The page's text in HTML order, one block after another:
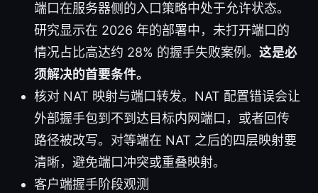
端口在服务器侧的入口策略中处于允许状态。
研究显示在 2026 年的部署中，未打开端口的
情况占比高达约 28% 的握手失败案例。 这是必
须解决的首要条件。
核对 NAT 映射与端口转发。NAT 配置错误会让
外部握手包到不到达目标内网端口，或者回传
路径被改写。对等端在 NAT 之后的四层映射要
清晰，避免端口冲突或重叠映射。
客户端握手阶段观测